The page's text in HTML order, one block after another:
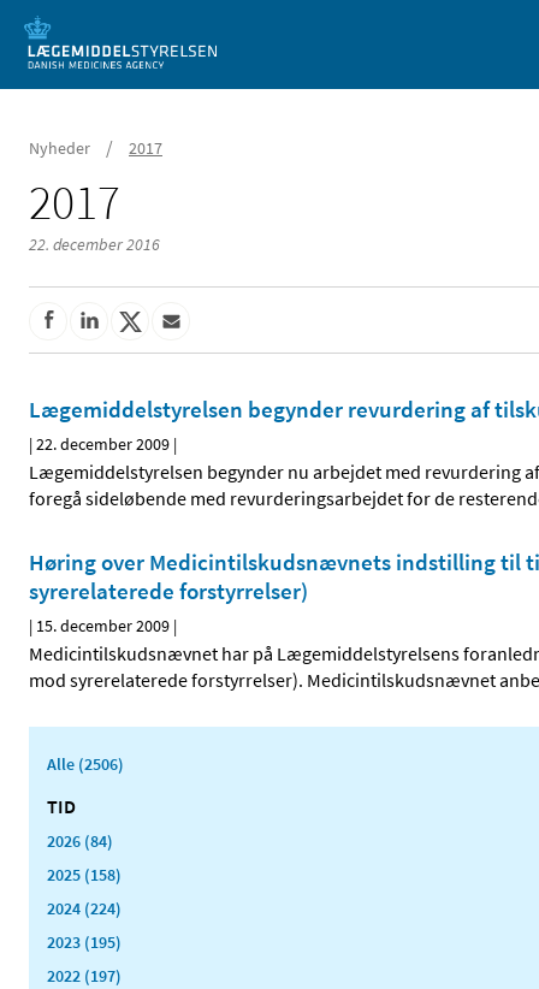
Mobil visning
Nyheder / 2017
2017
22. december 2016
Lægemiddelstyrelsen begynder revurdering af
|22. december 2009 |
Lægemiddelstyrelsen begynder nu arbejdet med revurdering
foregå sideløbende med revurderingsarbejdet for de
Høring over Medicintilskudsnævnets indstilling til
syrerelaterede forstyrrelser)
| 15. december 2009 |
Medicintilskudsnævnet har på Lægemiddelstyrelsens
mod syrerelaterede forstyrrelser). Medicintilskudsnævnet
Alle (2506)
TID
2026 (84)
2025 (158)
2024 (224)
2023 (195)
2022 (197)